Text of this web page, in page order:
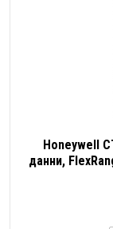
Honeywell
данни,